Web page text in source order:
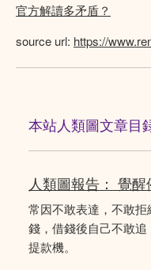
官方解讀多矛盾？
source url: https://
本站人類圖文章目
人類圖報告： 覺
常因不敢表達，不敢
錢，借錢後自己不敢
提款機。